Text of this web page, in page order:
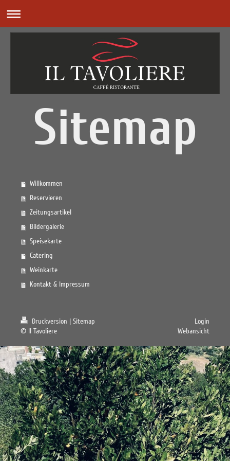
Sitemap
Willkommen
Reservieren
Zeitungsartikel
Bildergalerie
Speisekarte
Catering
Weinkarte
Kontakt & Impressum
Druckversion | Sitemap
© Il Tavoliere
Login
Webansicht